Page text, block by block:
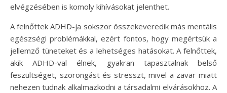
elvégzésében is komoly kihívásokat jelenthet.
A felnőttek ADHD-ja sokszor összekeveredik más mentális
egészségi problémákkal, ezért fontos, hogy megértsük a
jellemző tüneteket és a lehetséges hatásokat. A felnőttek,
akik ADHD-val élnek, gyakran tapasztalnak belső
feszültséget, szorongást és stresszt, mivel a zavar miatt
nehezen tudnak alkalmazkodni a társadalmi elvárásokhoz. A